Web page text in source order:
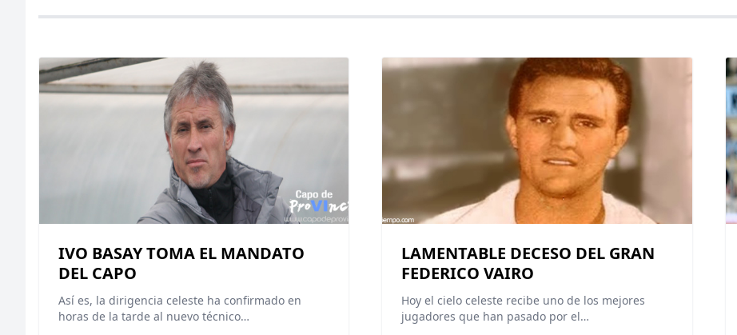
IVO BASAY TOMA EL MANDATO
DEL CAPO
Así es, la dirigencia celeste ha confirmado en
horas de la tarde al nuevo técnico…
LAMENTABLE DECESO DEL GRAN
FEDERICO VAIRO
Hoy el cielo celeste recibe uno de los mejores
jugadores que han pasado por el…